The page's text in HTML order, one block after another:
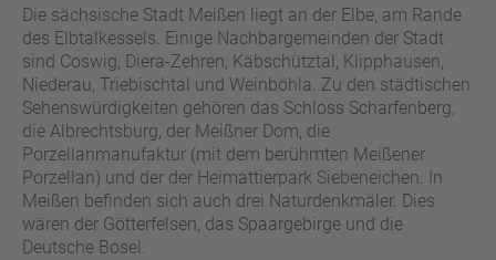
Die sächsische Stadt Meißen liegt an der Elbe, am Rande
des Elbtalkessels. Einige Nachbargemeinden der Stadt
sind Coswig, Diera-Zehren, Käbschütztal, Klipphausen,
Niederau, Triebischtal und Weinböhla. Zu den städtischen
Sehenswürdigkeiten gehören das Schloss Scharfenberg,
die Albrechtsburg, der Meißner Dom, die
Porzellanmanufaktur (mit dem berühmten Meißener
Porzellan) und der der Heimattierpark Siebeneichen. In
Meißen befinden sich auch drei Naturdenkmäler. Dies
wären der Götterfelsen, das Spaargebirge und die
Deutsche Bosel.